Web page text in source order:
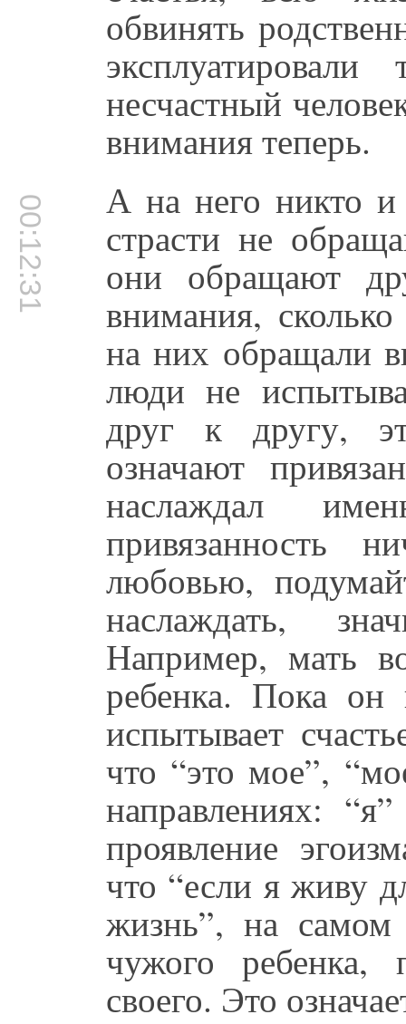
обвинять
несчастный
внимания теперь.
00:12:31 А на него никто
страсти не
они обращают
внимания,
на них обращали
люди не
друг к другу,
означают
наслаждал
привязанность
любовью,
наслаждать,
Например, мать
ребенка. Пока он
испытывает
что “это мое”,
направлениях:
проявление
что “если я живу
жизнь”, на
чужого
своего. Это